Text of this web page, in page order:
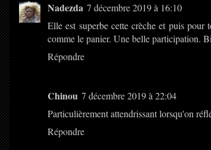
Nadezda 7 décembre 2019 à 16:10
Elle est superbe cette crèche et puis
comme le panier. Une belle participation.
Répondre
Chinou 7 décembre 2019 à 22:04
Particulièrement attendrissant lorsqu'on
Répondre